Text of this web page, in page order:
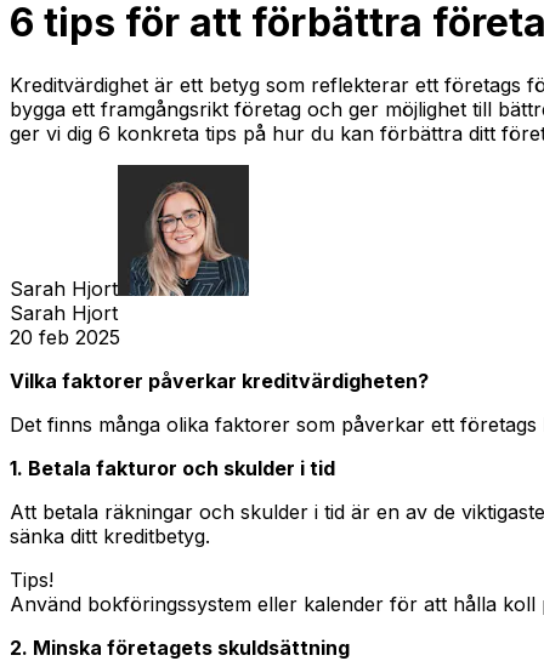
6 tips för att förbättra
Kreditvärdighet är ett betyg som reflekterar ett företags
bygga ett framgångsrikt företag och ger möjlighet till
ger vi dig 6 konkreta tips på hur du kan förbättra ditt
Sarah Hjort
Sarah Hjort
20 feb 2025
Vilka faktorer påverkar kreditvärdigheten?
Det finns många olika faktorer som påverkar ett
1. Betala fakturor och skulder i tid
Att betala räkningar och skulder i tid är en av de
sänka ditt kreditbetyg.
Tips!
Använd bokföringssystem eller kalender för att hålla
2. Minska företagets skuldsättning